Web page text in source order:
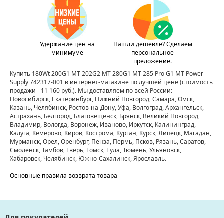
Удержание цен на
минимуме
Нашли дешевле? Сделаем
персональное
преложение.
Купить 180Wt 200G1 MT 202G2 MT 280G1 MT 285 Pro G1 MT Power
Supply 742317-001 в интернет-магазине по лучшей цене(стоимость
продажи - 11 160 руб.). Мы доставляем по всей России:
Новосибирск, Екатеринбург, Нижний Новгород, Самара, Омск,
Казань, Челябинск, Ростов-на-Дону, Уфа, Волгоград, Архангельск,
Астрахань, Белгород, Благовещенск, Брянск, Великий Новгород,
Владимир, Вологда, Воронеж, Иваново, Иркутск, Калининград,
Калуга, Кемерово, Киров, Кострома, Курган, Курск, Липецк, Магадан,
Мурманск, Орел, Оренбург, Пенза, Пермь, Псков, Рязань, Саратов,
Смоленск, Тамбов, Тверь, Томск, Тула, Тюмень, Ульяновск,
Хабаровск, Челябинск, Южно-Сахалинск, Ярославль.
Основные правила возврата товара